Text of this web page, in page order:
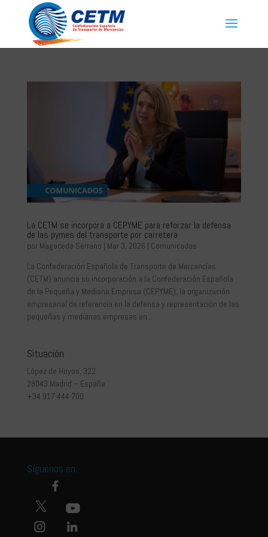
La CETM se incorpora a CEPYME para reforzar la defensa
de las pymes del transporte por carretera
por Magaceda Serrano | Mar 3, 2026 | Comunicados
La Confederación Española de Transporte de Mercancías
(CETM) anuncia su incorporación a la Confederación Española
de la Pequeña y Mediana Empresa (CEPYME), la organización
empresarial de referencia en la defensa y representación de las
pequeñas y medianas empresas en...
Situación
López de Hoyos, 322
28043 Madrid – España
+34 917 444 700
Síguenos en: